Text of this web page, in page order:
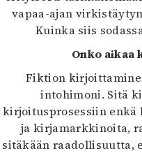
vapaa-ajan
Kuinka siis
Onko
Fiktion
intohimoni. Sitä
kirjoitusprosessiin enkä
ja kirjamarkkinoita,
sitäkään raadollisuutta,